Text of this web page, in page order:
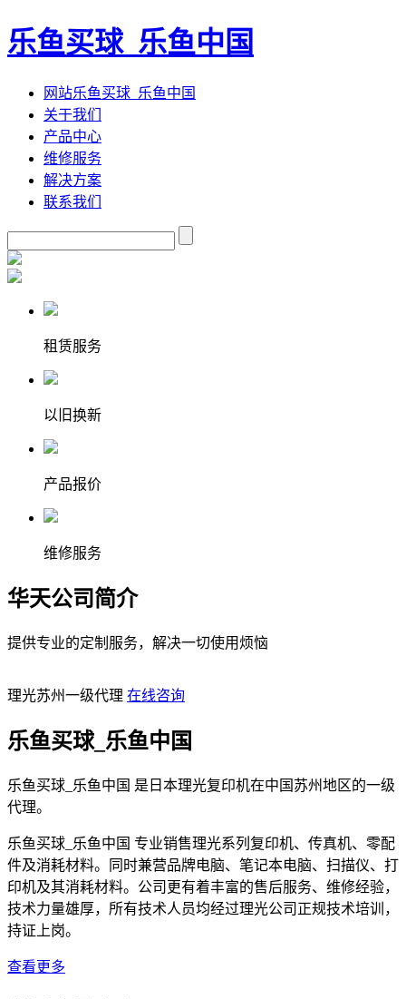
乐鱼买球_乐鱼中国
网站乐鱼买球_乐鱼中国
关于我们
产品中心
维修服务
解决方案
联系我们
租赁服务
以旧换新
产品报价
维修服务
华天公司简介
提供专业的定制服务，解决一切使用烦恼
理光苏州一级代理 在线咨询
乐鱼买球_乐鱼中国
乐鱼买球_乐鱼中国 是日本理光复印机在中国苏州地区的一级
代理。
乐鱼买球_乐鱼中国 专业销售理光系列复印机、传真机、零配
件及消耗材料。同时兼营品牌电脑、笔记本电脑、扫描仪、打
印机及其消耗材料。公司更有着丰富的售后服务、维修经验，
技术力量雄厚，所有技术人员均经过理光公司正规技术培训，
持证上岗。
查看更多